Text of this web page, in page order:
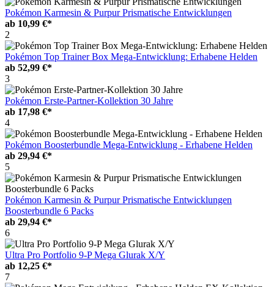
Pokémon Karmesin & Purpur Prismatische Entwicklungen
ab 10,99 €*
2
Pokémon Top Trainer Box Mega-Entwicklung: Erhabene Helden
ab 52,99 €*
3
Pokémon Erste-Partner-Kollektion 30 Jahre
ab 17,98 €*
4
Pokémon Boosterbundle Mega-Entwicklung - Erhabene Helden
ab 29,94 €*
5
Pokémon Karmesin & Purpur Prismatische Entwicklungen
Boosterbundle 6 Packs
ab 29,94 €*
6
Ultra Pro Portfolio 9-P Mega Glurak X/Y
ab 12,25 €*
7